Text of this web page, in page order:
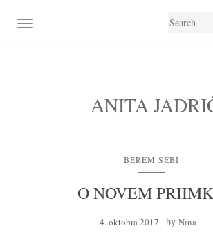
TOGGLE NAVIGATION
ANITA
BEREM SEBI
O NOVEM
4. oktobra 2017 by Nina